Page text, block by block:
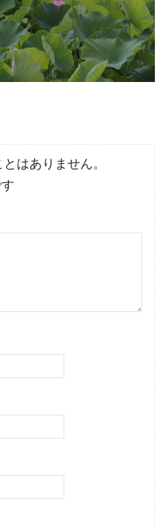
はありません。